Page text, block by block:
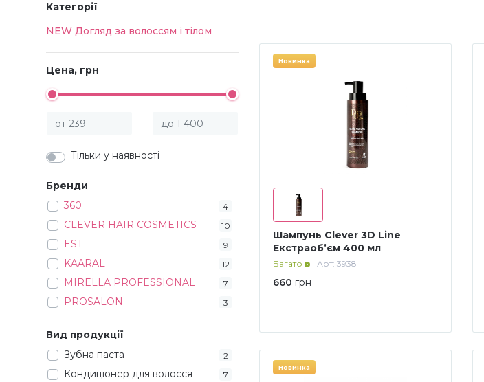
Категорії
NEW Догляд за волоссям і тілом
Цена, грн
Тільки у наявності
Бренди
360
4
CLEVER HAIR COSMETICS 10
EST 9
KAARAL 12
MIRELLA PROFESSIONAL 7
PROSALON 3
Вид продукції
Зубна паста
2
Кондиціонер для волосся 7
Новинка
Шампунь Clever 3D Line
Екстраоб’єм 400 мл
Багато Арт: 3938
660 грн
Новинка